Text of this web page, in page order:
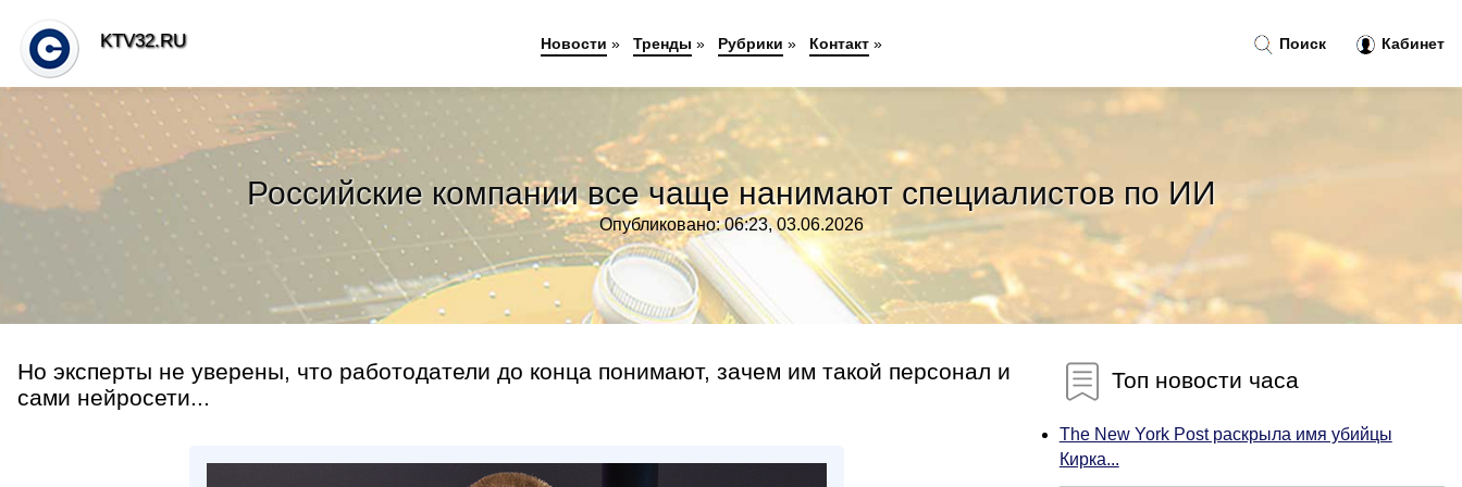
Российские компании все чаще нанимают специалистов по ИИ
Опубликовано: 06:23, 03.06.2026
Но эксперты не уверены, что работодатели до конца понимают, зачем им такой персонал и
сами нейросети...
Топ новости часа
The New York Post раскрыла имя убийцы
Кирка...
Поиск Кабинет
KTV32.RU Новости » Тренды » Рубрики » Контакт»